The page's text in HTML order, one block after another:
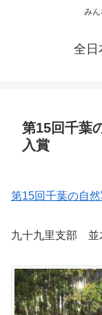
み
全日
第15回千葉
入賞
第15回千葉の自
九十九里支部 並